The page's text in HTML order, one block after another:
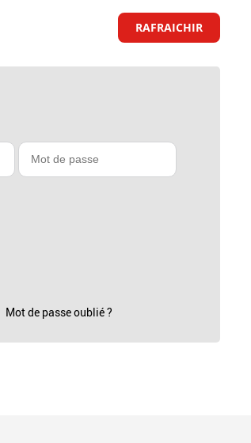
RAFRAICHIR
Mot de passe oublié ?